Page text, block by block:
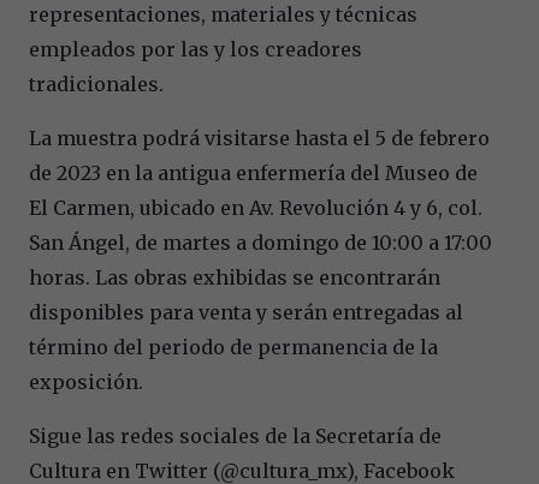
representaciones, materiales y técnicas
empleados por las y los creadores
tradicionales.
La muestra podrá visitarse hasta el 5 de febrero
de 2023 en la antigua enfermería del Museo de
El Carmen, ubicado en Av. Revolución 4 y 6, col.
San Ángel, de martes a domingo de 10:00 a 17:00
horas. Las obras exhibidas se encontrarán
disponibles para venta y serán entregadas al
término del periodo de permanencia de la
exposición.
Sigue las redes sociales de la Secretaría de
Cultura en Twitter (@cultura_mx), Facebook